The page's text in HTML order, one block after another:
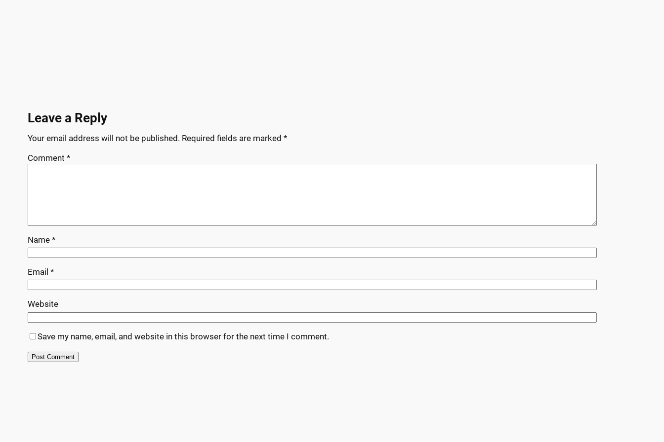
Leave a Reply
Your email address will not be published. Required fields are marked *
Comment *
Name *
Email *
Website
Save my name, email, and website in this browser for the next time I comment.